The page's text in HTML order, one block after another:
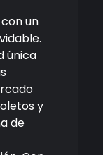
un
única
y
de